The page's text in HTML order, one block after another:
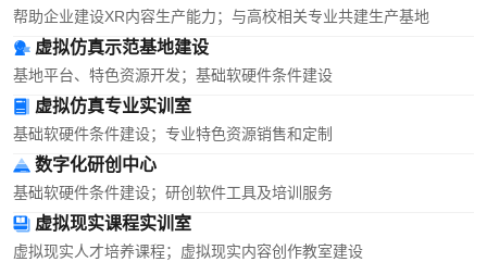
帮助企业建设XR内容生产能力；与高校相关专业共建生产基地
虚拟仿真示范基地建设
基地平台、特色资源开发；基础软硬件条件建设
虚拟仿真专业实训室
基础软硬件条件建设；专业特色资源销售和定制
数字化研创中心
基础软硬件条件建设；研创软件工具及培训服务
虚拟现实课程实训室
虚拟现实人才培养课程；虚拟现实内容创作教室建设